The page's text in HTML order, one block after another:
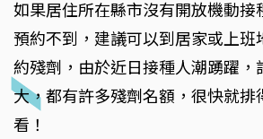
如果居住所在縣市沒有開放機動接
預約不到，建議可以到居家或上班
約殘劑，由於近日接種人潮踴躍，
大，都有許多殘劑名額，很快就排
看！